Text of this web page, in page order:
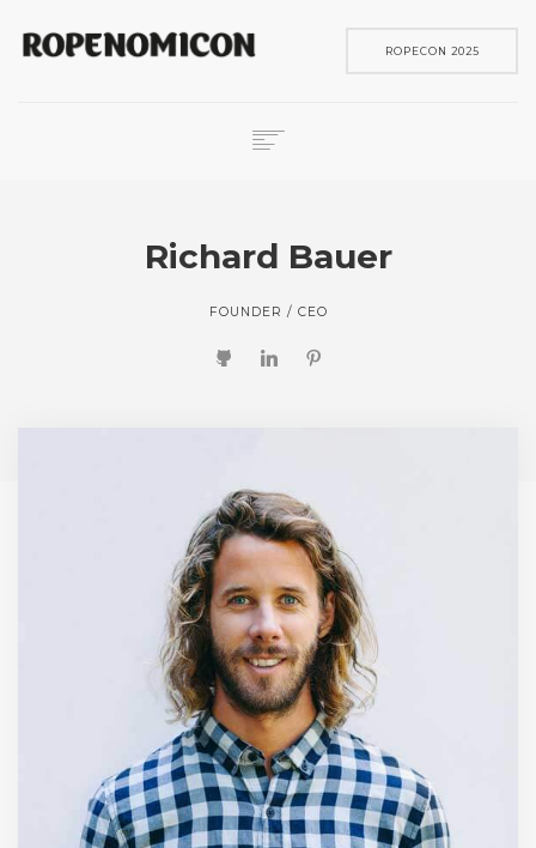
ROPECON 2025
Richard Bauer
FOUNDER / CEO